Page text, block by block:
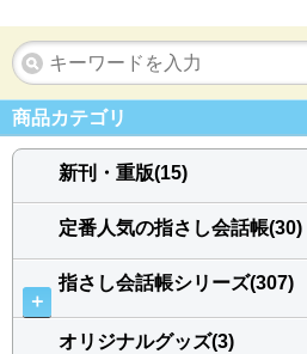
商品カテゴリ
新刊・重版(15)
定番人気の指さし会話帳(30)
＋
指さし会話帳シリーズ(307)
オリジナルグッズ(3)